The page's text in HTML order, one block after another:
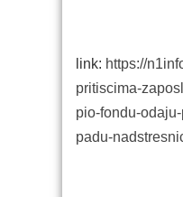
link: https://
pritiscima-
pio-fondu-
padu-